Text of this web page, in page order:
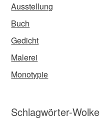
Ausstellung
Buch
Gedicht
Malerei
Monotypie
Schlagwörter-Wolke